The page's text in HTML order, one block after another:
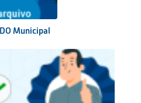
Municipal